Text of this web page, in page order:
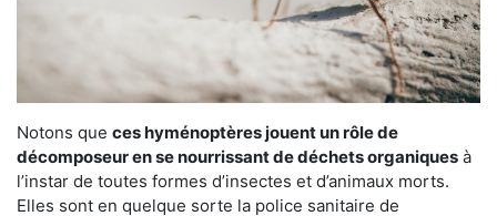
Notons que ces hyménoptères jouent un rôle de
décomposeur en se nourrissant de déchets organiques à
l’instar de toutes formes d’insectes et d’animaux morts.
Elles sont en quelque sorte la police sanitaire de